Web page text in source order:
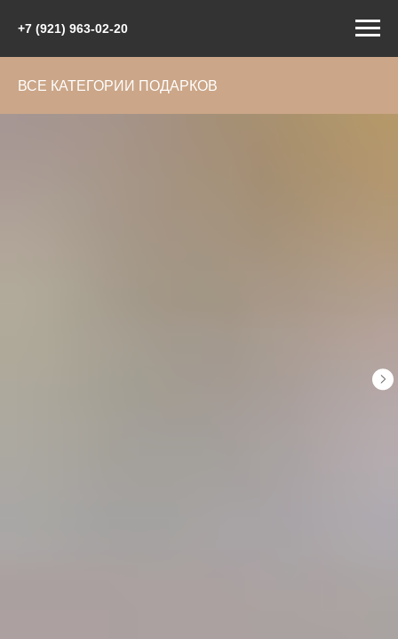
+7 (921) 963-02-20
ВСЕ КАТЕГОРИИ ПОДАРКОВ